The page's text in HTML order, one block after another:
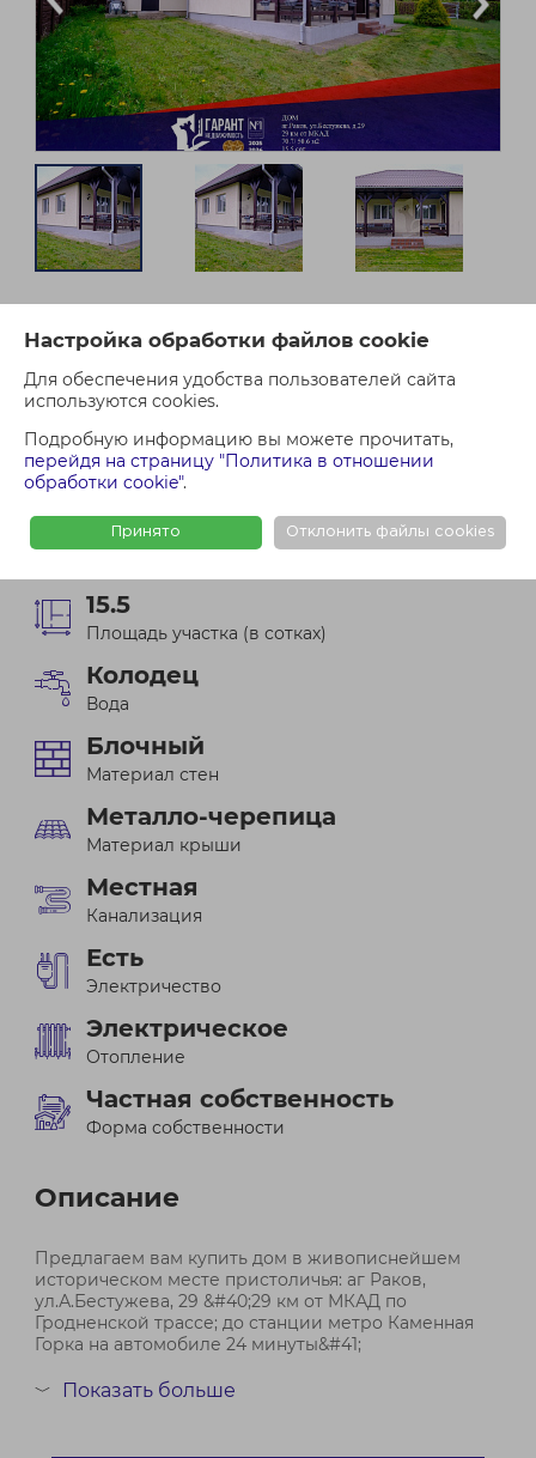
Настройка обработки файлов cookie
Для обеспечения удобства пользователей сайта
используются cookies.
Подробную информацию вы можете прочитать,
перейдя на страницу "Политика в отношении
обработки cookie".
Принято Отклонить файлы cookies
Проверить недвижимость
Оформить сделку
Минская обл.Воложинский р-н, Раковский с.с
аг.Раков, ул.Бестужева, д.29
29
15.5
Площадь участка (в сотках)
Колодец
Вода
Блочный
Материал стен
Металло-черепица
Материал крыши
Местная
Канализация
Есть
Электричество
Электрическое
Отопление
Частная собственность
Форма собственности
Описание
Предлагаем вам купить дом в живописнейшем
историческом месте пристоличья: аг Раков,
ул.А.Бестужева, 29 &#40;29 км от МКАД по
Гродненской трассе; до станции метро Каменная
Горка на автомобиле 24 минуты&#41;
Агрогородок расположен рядом с автотрассой М6
﹀ Показать больше